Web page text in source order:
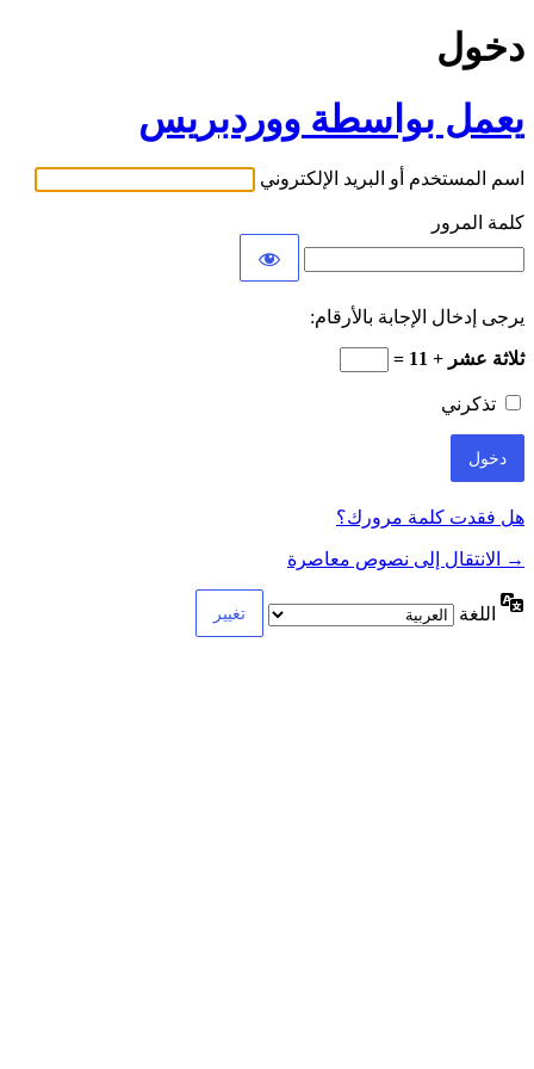
دخول
يعمل بواسطة ووردبريس
اسم المستخدم أو البريد الإلكتروني
كلمة المرور
يرجى إدخال الإجابة بالأرقام:
ثلاثة عشر + 11 =
تذكرني
هل فقدت كلمة مرورك؟
→ الانتقال إلى نصوص معاصرة
اللغة